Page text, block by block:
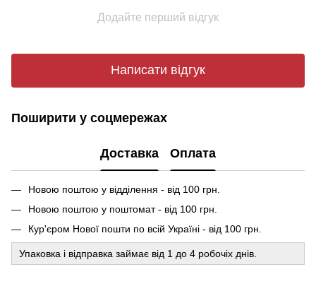
Додайте перший відгук
Написати відгук
Поширити у соцмережах
Доставка Оплата
Новою поштою у відділення - від 100 грн.
Новою поштою у поштомат - від 100 грн.
Кур'єром Нової пошти по всій Україні - від 100 грн.
Упаковка і відправка займає від 1 до 4 робочіх днів.